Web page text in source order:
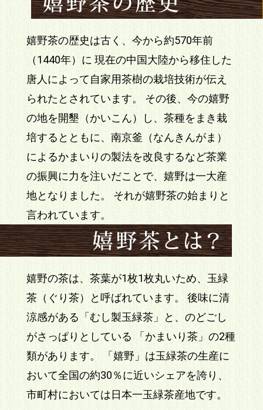
嬉野茶の歴史は古く、今から約570年前
（1440年）に 現在の中国大陸から移住した
唐人によって自家用茶樹の栽培技術が伝え
られたとされています。 その後、今の嬉野
の地を開墾（かいこん）し、茶種をまき栽
培するとともに、南京釜（なんきんがま）
によるかまいりの製法を改良するなど茶業
の振興に力を注いだことで、嬉野は一大産
地となりました。 それが嬉野茶の始まりと
言われています。
嬉野の茶は、茶葉が1枚1枚丸いため、玉緑
茶（ぐり茶）と呼ばれています。 後味に清
涼感がある「むし製玉緑茶」と、のどごし
がさっぱりとしている 「かまいり茶」の2種
類があります。 「嬉野」は玉緑茶の生産に
おいて全国の約30％に近いシェアを誇り、
市町村においては日本一玉緑茶産地です。